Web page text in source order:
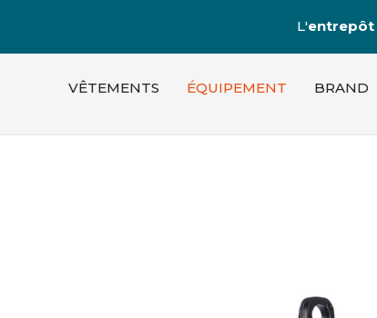
L'entrepôt
VÊTEMENTS ÉQUIPEMENT BRAND